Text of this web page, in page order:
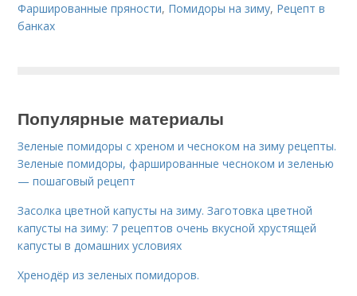
Фаршированные пряности, Помидоры на зиму, Рецепт в
банках
Популярные материалы
Зеленые помидоры с хреном и чесноком на зиму рецепты.
Зеленые помидоры, фаршированные чесноком и зеленью
— пошаговый рецепт
Засолка цветной капусты на зиму. Заготовка цветной
капусты на зиму: 7 рецептов очень вкусной хрустящей
капусты в домашних условиях
Хренодёр из зеленых помидоров.